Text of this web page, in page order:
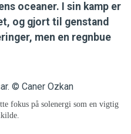
oceaner. I sin kamp er
og gjort til genstand
men en regnbue
fokus på solenergi som en vigtig